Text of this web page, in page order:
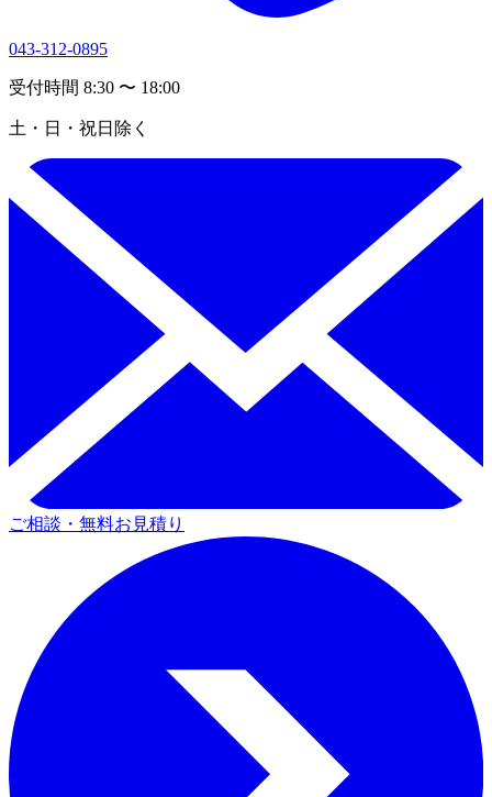
043-312-0895
受付時間 8:30 〜 18:00
土・日・祝日除く
ご相談・無料お見積り